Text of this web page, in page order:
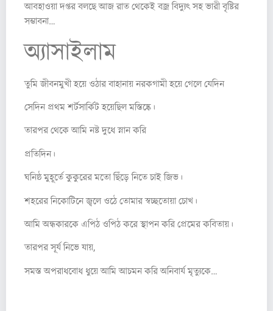
আবহাওয়া দপ্তর বলছে আজ রাত থেকেই বজ্র বিদ্যুৎ সহ ভারী বৃষ্টির
সম্ভাবনা…
অ্যাসাইলাম
তুমি জীবনমুখী হয়ে ওঠার বাহানায় নরকগামী হয়ে গেলে যেদিন
সেদিন প্রথম শর্টসার্কিট হয়েছিল মস্তিষ্কে।
তারপর থেকে আমি নষ্ট দুধে স্নান করি
প্রতিদিন।
ঘনিষ্ঠ মুহূর্তে কুকুরের মতো ছিঁড়ে নিতে চাই জিভ।
শহরের নিকোটিনে জ্বলে ওঠে তোমার স্বচ্ছতোয়া চোখ।
আমি অন্ধকারকে এপিঠ ওপিঠ করে স্থাপন করি প্রেমের কবিতায়।
তারপর সূর্য নিভে যায়,
সমস্ত অপরাধবোধ ধুয়ে আমি আচমন করি অনিবার্য মৃত্যুকে…